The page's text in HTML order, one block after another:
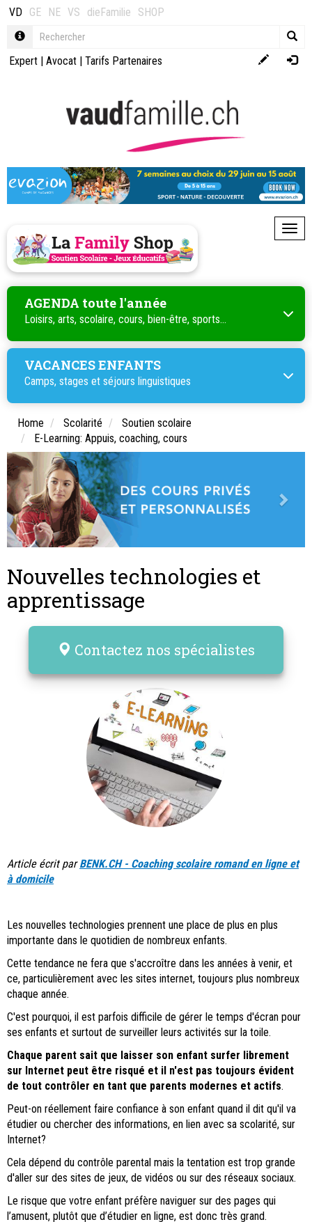
VD GE NE VS dieFamilie SHOP
Expert | Avocat | Tarifs Partenaires
AGENDA toute l'année
Loisirs, arts, scolaire, cours, bien-être, sports...
VACANCES ENFANTS
Camps, stages et séjours linguistiques
Home Scolarité
Soutien scolaire
E-Learning: Appuis, coaching, cours
Nouvelles technologies et
apprentissage
Contactez nos spécialistes
Article écrit parBENK.CH - Coaching scolaire romand en ligne et
à domicile
Les nouvelles technologies prennent une place de plus en plus
importante dans le quotidien de nombreux enfants.
Cette tendance ne fera que s'accroître dans les années à venir, et
ce, particulièrement avec les sites internet, toujours plus nombreux
chaque année.
C'est pourquoi, il est parfois difficile de gérer le temps d'écran pour
ses enfants et surtout de surveiller leurs activités sur la toile.
Chaque parent sait que laisser son enfant surfer librement
sur Internet peut être risqué et il n'est pas toujours évident
de tout contrôler en tant que parents modernes et actifs.
Peut-on réellement faire confiance à son enfant quand il dit qu'il va
étudier ou chercher des informations, en lien avec sa scolarité, sur
Internet?
Cela dépend du contrôle parental mais la tentation est trop grande
d'aller sur des sites de jeux, de vidéos ou sur des réseaux sociaux.
Le risque que votre enfant préfère naviguer sur des pages qui
l’amusent, plutôt que d’étudier en ligne, est donc très grand.